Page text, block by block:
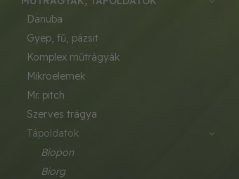
danuba
gyep, fű, pázsit
komplex műtrágyák
mikroelemek
mr. pitch
szerves trágya
tápoldatok
biopon
biorg